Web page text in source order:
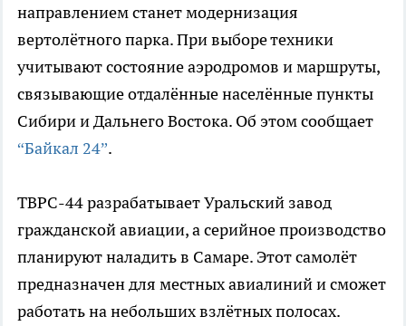
направлением станет модернизация
вертолётного парка. При выборе техники
учитывают состояние аэродромов и маршруты,
связывающие отдалённые населённые пункты
Сибири и Дальнего Востока. Об этом сообщает
“Байкал 24”.
ТВРС-44 разрабатывает Уральский завод
гражданской авиации, а серийное производство
планируют наладить в Самаре. Этот самолёт
предназначен для местных авиалиний и сможет
работать на небольших взлётных полосах.